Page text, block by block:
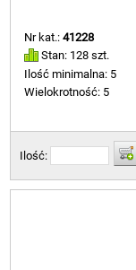
Nr kat.:41228
Stan: 128 szt.
Ilość minimalna: 5
Wielokrotność: 5
Ilość: